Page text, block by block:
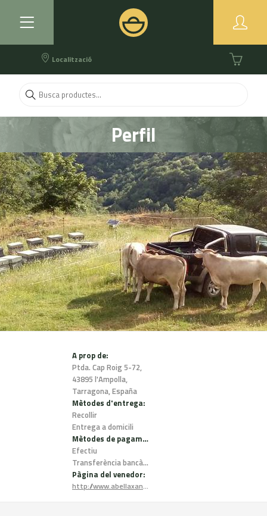
Localització
Perfil
A prop de:
Ptda. Cap Roig 5-72,
43895 l'Ampolla,
Tarragona, España
Mètodes d'entrega:
Recollir
Entrega a domicili
Mètodes de pagament:
Efectiu
Transferència bancària
Pàgina del venedor:
http://www.abellaxana.com